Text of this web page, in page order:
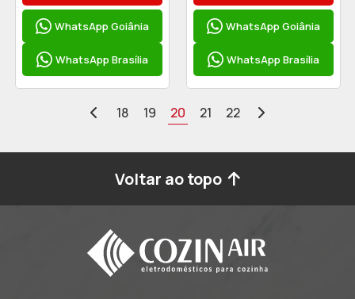
WhatsApp Goiânia
WhatsApp Brasília
WhatsApp Goiânia
WhatsApp Brasília
18 19 20 21 22
Voltar ao topo